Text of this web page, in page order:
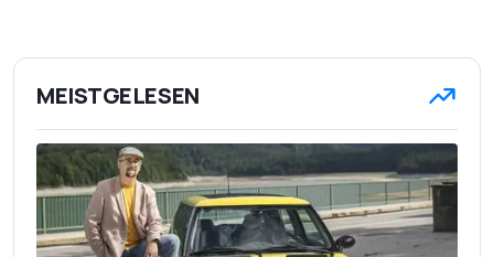
MEISTGELESEN